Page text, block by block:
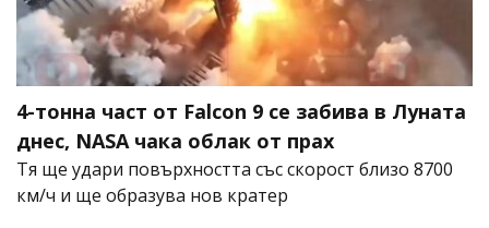
4-тонна част от Falcon 9 се забива в Луната
днес, NASA чака облак от прах
Тя ще удари повърхността със скорост близо 8700
км/ч и ще образува нов кратер